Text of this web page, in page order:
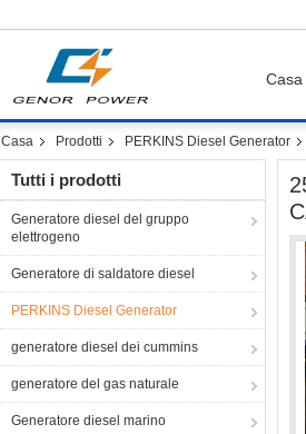
Casa
Casa Prodotti PERKINS Diesel Generator
Tutti i prodotti
Generatore diesel del gruppo
elettrogeno
Generatore di saldatore diesel
PERKINS Diesel Generator
generatore diesel dei cummins
generatore del gas naturale
Generatore diesel marino